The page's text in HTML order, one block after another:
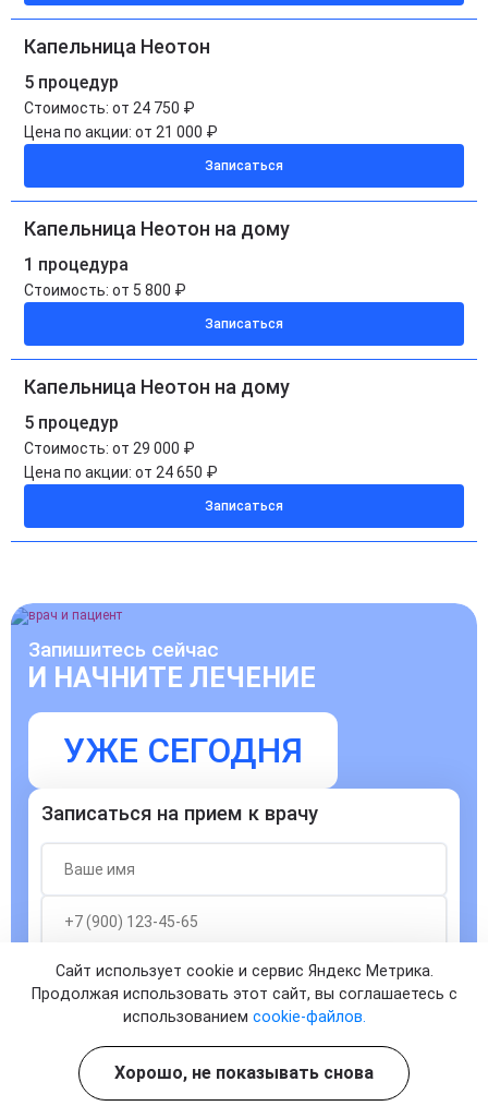
Капельница Неотон
5 процедур
Стоимость: от 24 750 ₽
Цена по акции: от 21 000 ₽
Записаться
Капельница Неотон на дому
1 процедура
Стоимость: от 5 800 ₽
Записаться
Капельница Неотон на дому
5 процедур
Стоимость: от 29 000 ₽
Цена по акции: от 24 650 ₽
Записаться
Запишитесь сейчас
И НАЧНИТЕ ЛЕЧЕНИЕ
УЖЕ СЕГОДНЯ
Записаться на прием к врачу
Согласен сполитикой о конфиденциальностии на
обработку персональных данных
Сайт использует cookie и сервис Яндекс Метрика.
Продолжая использовать этот сайт, вы соглашаетесь с
использованием cookie-файлов.
Хорошо, не показывать снова